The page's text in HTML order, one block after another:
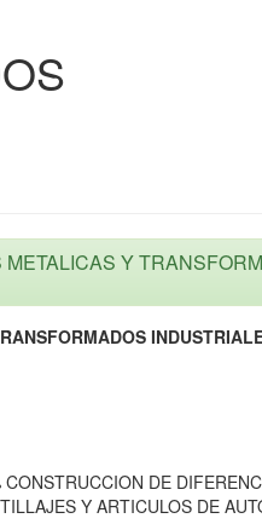
Y
DE
Y ARTICULOS DE